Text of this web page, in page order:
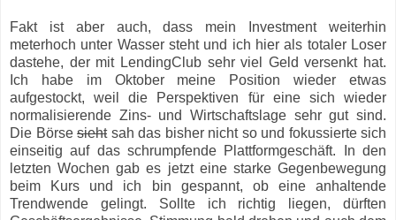
Fakt ist aber auch, dass mein Investment weiterhin
meterhoch unter Wasser steht und ich hier als totaler Loser
dastehe, der mit LendingClub sehr viel Geld versenkt hat.
Ich habe im Oktober meine Position wieder etwas
aufgestockt, weil die Perspektiven für eine sich wieder
normalisierende Zins- und Wirtschaftslage sehr gut sind.
Die Börse siehtsah das bisher nicht so und fokussierte sich
einseitig auf das schrumpfende Plattformgeschäft. In den
letzten Wochen gab es jetzt eine starke Gegenbewegung
beim Kurs und ich bin gespannt, ob eine anhaltende
Trendwende gelingt. Sollte ich richtig liegen, dürften